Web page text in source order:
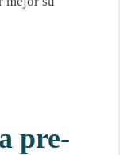
pre-